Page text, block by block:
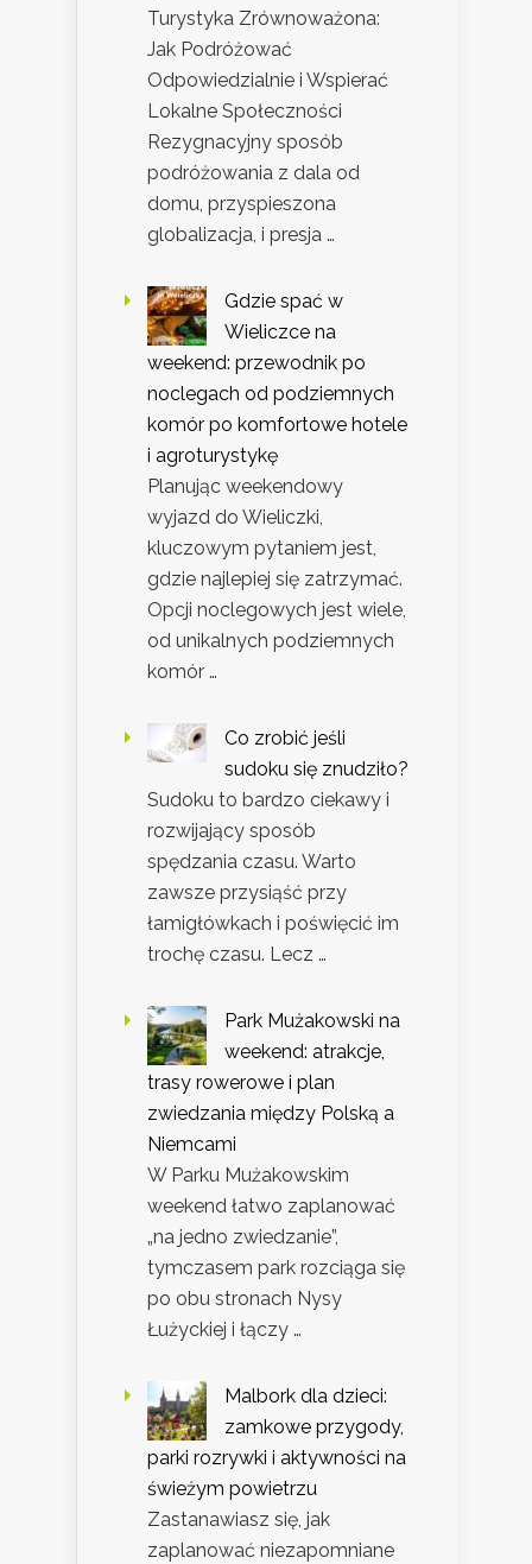
Turystyka Zrównoważona:
Jak Podróżować
Odpowiedzialnie i Wspierać
Lokalne Społeczności
Rezygnacyjny sposób
podróżowania z dala od
domu, przyspieszona
globalizacja, i presja …
Gdzie spać w
Wieliczce na
weekend: przewodnik po
noclegach od podziemnych
komór po komfortowe hotele
i agroturystykę
Planując weekendowy
wyjazd do Wieliczki,
kluczowym pytaniem jest,
gdzie najlepiej się zatrzymać.
Opcji noclegowych jest wiele,
od unikalnych podziemnych
komór …
Co zrobić jeśli
sudoku się znudziło?
Sudoku to bardzo ciekawy i
rozwijający sposób
spędzania czasu. Warto
zawsze przysiąść przy
łamigłówkach i poświęcić im
trochę czasu. Lecz …
Park Mużakowski na
weekend: atrakcje,
trasy rowerowe i plan
zwiedzania między Polską a
Niemcami
W Parku Mużakowskim
weekend łatwo zaplanować
„na jedno zwiedzanie”,
tymczasem park rozciąga się
po obu stronach Nysy
Łużyckiej i łączy …
Malbork dla dzieci:
zamkowe przygody,
parki rozrywki i aktywności na
świeżym powietrzu
Zastanawiasz się, jak
zaplanować niezapomniane